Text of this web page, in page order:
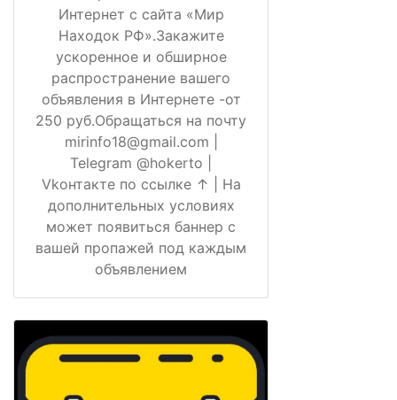
Интернет с сайта «Мир
Находок РФ».Закажите
ускоренное и обширное
распространение вашего
объявления в Интернете -от
250 руб.Обращаться на почту
mirinfo18@gmail.com |
Telegram @hokerto |
Vkонтакте по ссылке ↑ | На
дополнительных условиях
может появиться баннер с
вашей пропажей под каждым
объявлением